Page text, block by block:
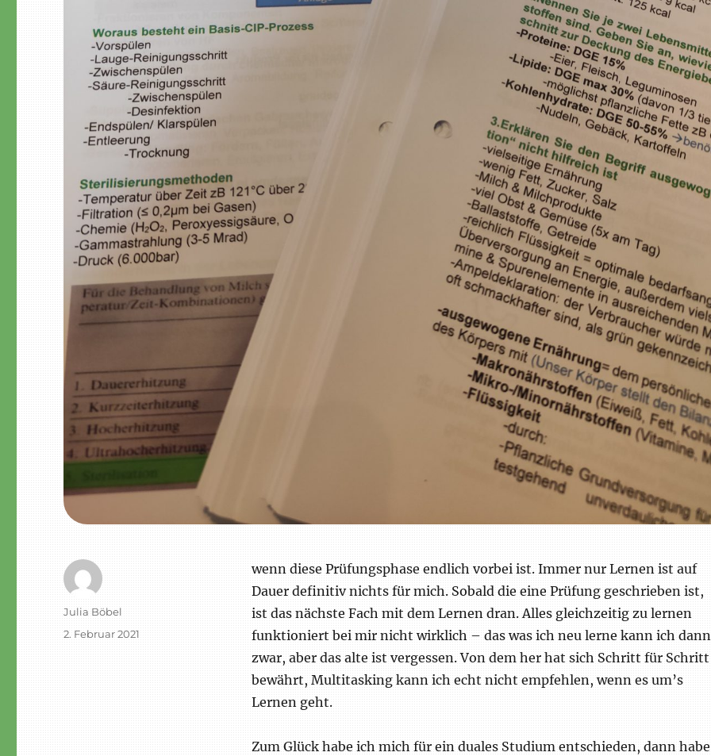
wenn diese Prüfungsphase endlich vorbei ist. Immer nur Lernen ist auf
Dauer definitiv nichts für mich. Sobald die eine Prüfung geschrieben ist,
ist das nächste Fach mit dem Lernen dran. Alles gleichzeitig zu lernen
funktioniert bei mir nicht wirklich – das was ich neu lerne kann ich dann
zwar, aber das alte ist vergessen. Von dem her hat sich Schritt für Schritt
bewährt, Multitasking kann ich echt nicht empfehlen, wenn es um’s
Lernen geht.
Zum Glück habe ich mich für ein duales Studium entschieden, dann habe
Autor
Julia Böbel
Veröffentlicht
2. Februar 2021